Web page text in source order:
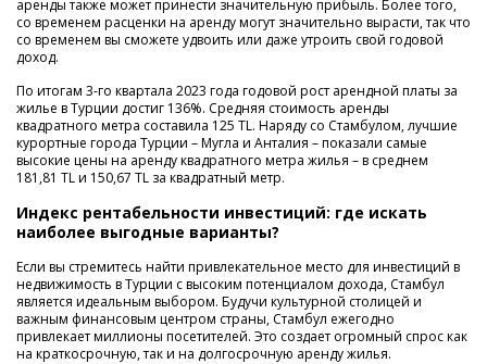
аренды также может принести значительную прибыль. Более того,
со временем расценки на аренду могут значительно вырасти, так что
со временем вы сможете удвоить или даже утроить свой годовой
доход.
По итогам 3-го квартала 2023 года годовой рост арендной платы за
жилье в Турции достиг 136%. Средняя стоимость аренды
квадратного метра составила 125 TL. Наряду со Стамбулом, лучшие
курортные города Турции – Мугла и Анталия – показали самые
высокие цены на аренду квадратного метра жилья – в среднем
181,81 TL и 150,67 TL за квадратный метр.
Индекс рентабельности инвестиций: где искать
наиболее выгодные варианты?
Если вы стремитесь найти привлекательное место для инвестиций в
недвижимость в Турции с высоким потенциалом дохода, Стамбул
является идеальным выбором. Будучи культурной столицей и
важным финансовым центром страны, Стамбул ежегодно
привлекает миллионы посетителей. Это создает огромный спрос как
на краткосрочную, так и на долгосрочную аренду жилья.